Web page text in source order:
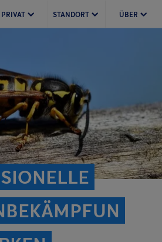
PRIVAT STANDORT ÜBER